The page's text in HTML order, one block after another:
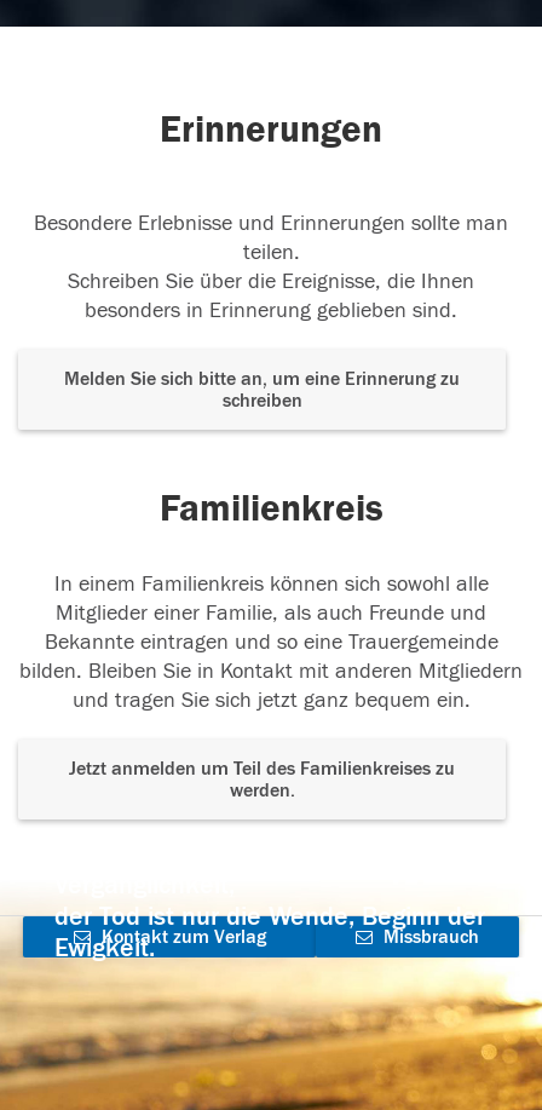
Erinnerungen
Besondere Erlebnisse und Erinnerungen sollte man
teilen.
Schreiben Sie über die Ereignisse, die Ihnen
besonders in Erinnerung geblieben sind.
Melden Sie sich bitte an, um eine Erinnerung zu
schreiben
Familienkreis
In einem Familienkreis können sich sowohl alle
Mitglieder einer Familie, als auch Freunde und
Bekannte eintragen und so eine Trauergemeinde
bilden. Bleiben Sie in Kontakt mit anderen Mitgliedern
und tragen Sie sich jetzt ganz bequem ein.
Jetzt anmelden um Teil des Familienkreises zu
werden.
der Tod ist nur die Wende, Beginn der
Ewigkeit.
Kontakt zum Verlag
aufnehmen
Missbrauch